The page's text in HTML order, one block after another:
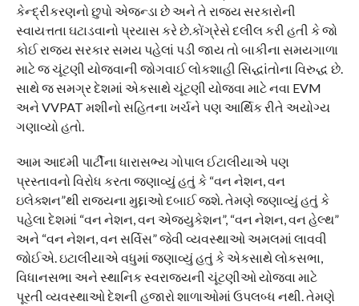
કેન્દ્રીકરણનો છુપો એજન્ડા છે અને તે રાજ્ય સરકારોની
સ્વાયત્તતા ઘટાડવાનો પ્રયાસ કરે છે.કોંગ્રેસે દલીલ કરી હતી કે જો
કોઈ રાજ્ય સરકાર સમય પહેલાં પડી જાય તો બાકીના સમયગાળા
માટે જ ચૂંટણી યોજવાની જોગવાઈ લોકશાહી સિદ્ધાંતોના વિરુદ્ધ છે.
સાથે જ સમગ્ર દેશમાં એકસાથે ચૂંટણી યોજવા માટે નવા EVM
અને VVPAT મશીનો સહિતના ખર્ચને પણ આર્થિક રીતે અયોગ્ય
ગણાવ્યો હતો.
આમ આદમી પાર્ટીના ધારાસભ્ય ગોપાલ ઈટાલીયાએ પણ
પ્રસ્તાવનો વિરોધ કરતા જણાવ્યું હતું કે “વન નેશન, વન
ઇલેક્શન”થી રાજ્યના મુદ્દાઓ દબાઈ જશે. તેમણે જણાવ્યું હતું કે
પહેલા દેશમાં “વન નેશન, વન એજ્યુકેશન”, “વન નેશન, વન હેલ્થ”
અને “વન નેશન, વન સર્વિસ” જેવી વ્યવસ્થાઓ અમલમાં લાવવી
જોઈએ. ઇટાલીયાએ વધુમાં જણાવ્યું હતું કે એકસાથે લોકસભા,
વિધાનસભા અને સ્થાનિક સ્વરાજ્યની ચૂંટણીઓ યોજવા માટે
પૂરતી વ્યવસ્થાઓ દેશની હજારો શાળાઓમાં ઉપલબ્ધ નથી. તેમણે